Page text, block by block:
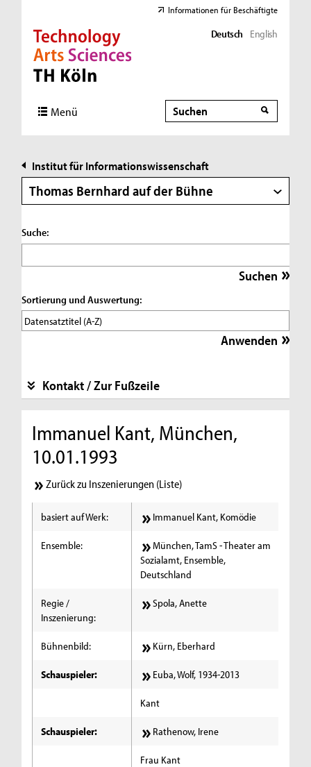
Direkt zur Hauptnavigation
Direkt zur Subnavigation
Direkt zum Inhalt
Direkt zum Fußbereich
Informationen für Beschäftigte
Deutsch English
Menü Suche
Suche
Institut für Informationswissenschaft
Thomas Bernhard auf der Bühne
Suche:
Sortierung und Auswertung:
Kontakt / Zur Fußzeile
Immanuel Kant, München,
10.01.1993
Zurück zu Inszenierungen (Liste)
basiert auf Werk: Immanuel Kant, Komödie
Ensemble:
München, TamS - Theater am
Sozialamt, Ensemble,
Deutschland
Regie /
Inszenierung:
Spola, Anette
Bühnenbild: Kürn, Eberhard
Schauspieler: Euba, Wolf, 1934-2013
Kant
Schauspieler: Rathenow, Irene
Frau Kant